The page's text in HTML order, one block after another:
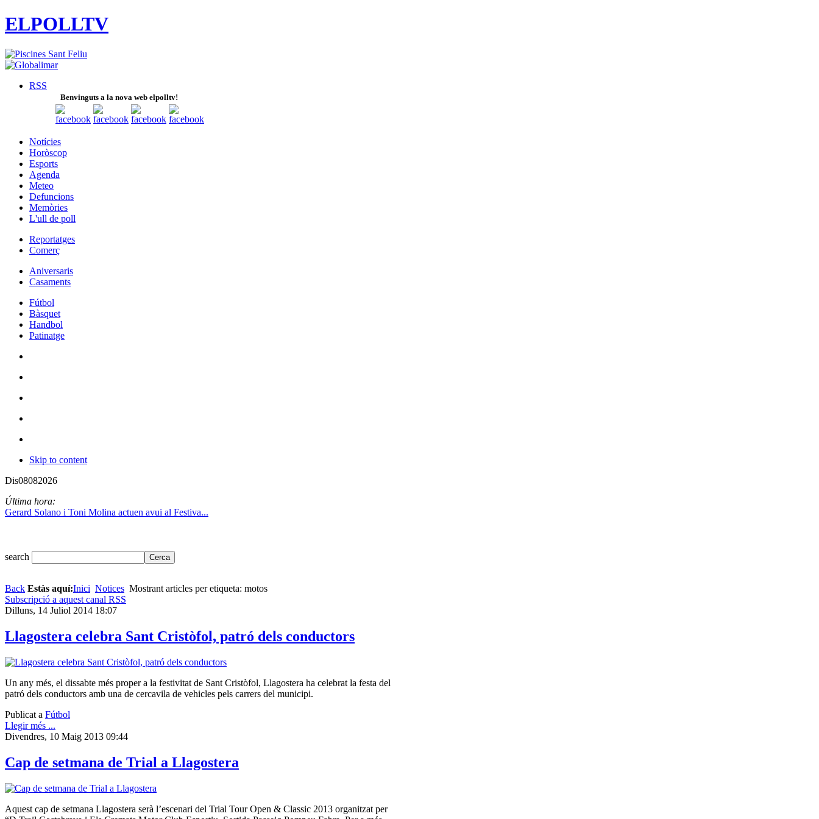
ELPOLLTV
RSS
Benvinguts a la nova web elpolltv!
Notícies
Horòscop
Esports
Agenda
Meteo
Defuncions
Memòries
L'ull de poll
Reportatges
Comerç
Aniversaris
Casaments
Fútbol
Bàsquet
Handbol
Patinatge
Skip to content
Dis08082026
Última hora:
Gerard Solano i Toni Molina actuen avui al Festiva...
search
Back Estàs aquí:Inici Notices Mostrant articles per etiqueta: motos
Subscripció a aquest canal RSS
Dilluns, 14 Juliol 2014 18:07
Llagostera celebra Sant Cristòfol, patró dels conductors
Un any més, el dissabte més proper a la festivitat de Sant Cristòfol, Llagostera ha celebrat la festa del
patró dels conductors amb una de cercavila de vehicles pels carrers del municipi.
Publicat a Fútbol
Llegir més ...
Divendres, 10 Maig 2013 09:44
Cap de setmana de Trial a Llagostera
Aquest cap de setmana Llagostera serà l’escenari del Trial Tour Open & Classic 2013 organitzat per